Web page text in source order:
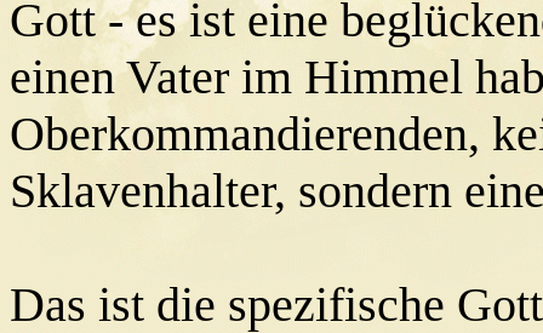
Gott - es ist eine
einen Vater im Himmel
Oberkommandierenden,
Sklavenhalter, sondern
Das ist die spezifische